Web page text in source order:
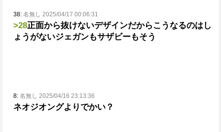
38: 名無し 2025/04/17 00:06:31
>28正面から抜けないデザインだからこうなるのはし
ょうがないジェガンもサザビーもそう
8: 名無し 2025/04/16 23:13:36
ネオジオングよりでかい？